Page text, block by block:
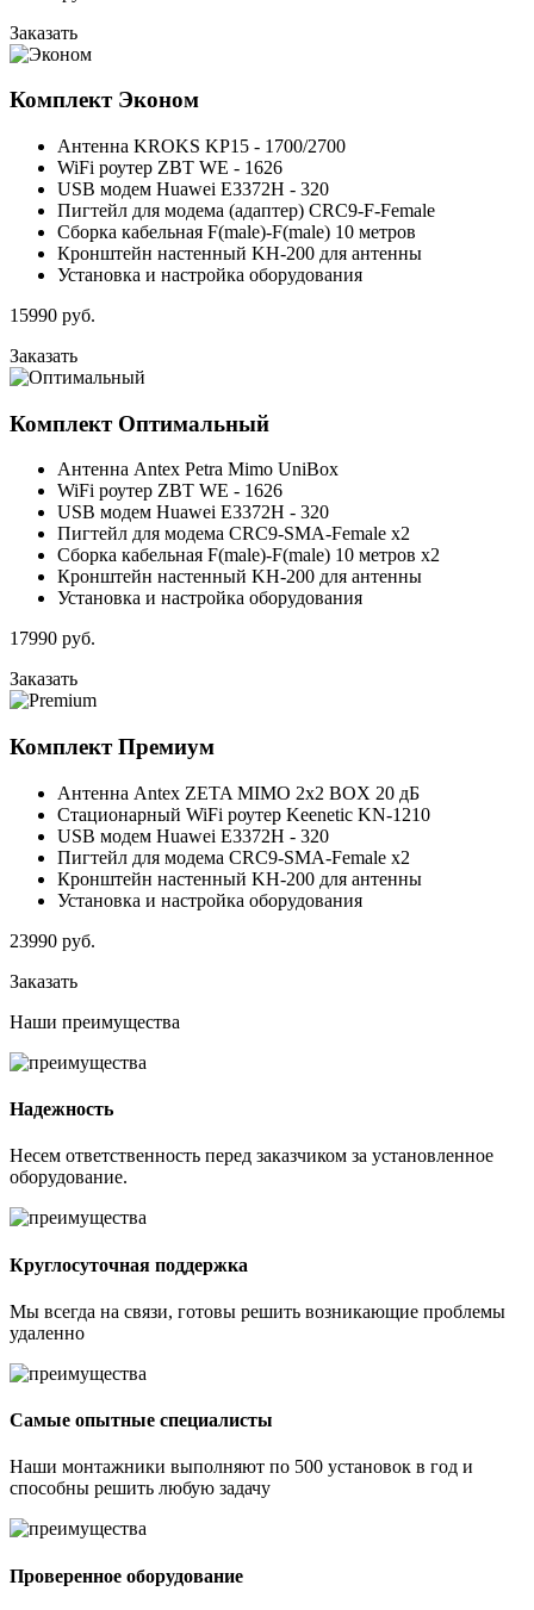
Заказать
Комплект Эконом
Антенна KROKS KP15 - 1700/2700
WiFi роутер ZBT WE - 1626
USB модем Huawei E3372H - 320
Пигтейл для модема (адаптер) CRC9-F-Female
Сборка кабельная F(male)-F(male) 10 метров
Кронштейн настенный KH-200 для антенны
Установка и настройка оборудования
15990 руб.
Заказать
Комплект Оптимальный
Антенна Antex Petra Mimo UniBox
WiFi роутер ZBT WE - 1626
USB модем Huawei E3372H - 320
Пигтейл для модема CRC9-SMA-Female x2
Сборка кабельная F(male)-F(male) 10 метров x2
Кронштейн настенный KH-200 для антенны
Установка и настройка оборудования
17990 руб.
Заказать
КомплектПремиум
Антенна Antex ZETA MIMO 2x2 BOX 20 дБ
Стационарный WiFi роутер Keenetic KN-1210
USB модем Huawei E3372H - 320
Пигтейл для модема CRC9-SMA-Female x2
Кронштейн настенный KH-200 для антенны
Установка и настройка оборудования
23990 руб.
Заказать
Наши преимущества
Надежность
Несем ответственность перед заказчиком за установленное
оборудование.
Круглосуточная поддержка
Мы всегда на связи, готовы решить возникающие проблемы
удаленно
Самые опытные специалисты
Наши монтажники выполняют по 500 установок в год и
способны решить любую задачу
Проверенное оборудование